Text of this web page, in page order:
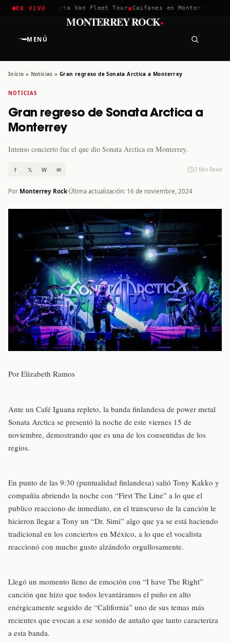
EN VIVO
2026 ✱Greta Van Fleet Tour✱Caifanes en Monterrey · 12
MENÚ
MONTERREY ROCK·
Inicio » Noticias » Gran regreso de Sonata Arctica a Monterrey
NOTICIAS
Gran regreso de Sonata Arctica a
Monterrey
Intenso concierto fue el que dio Sonata Arctica en Monterrey.
f 𝕏 W ✉ 3 Min Read
Por Monterrey Rock Última actualización: 16 de noviembre, 2024
Por Elizabeth Ramos
Ante un Café Iguana repleto, la banda finlandesa de power metal
Sonata Arctica se presentó la noche de este viernes 15 de
noviembre, demostrando que es una de los consentidas de los
regios.
En punto de las 9:30 (puntualidad finlandesa) salió Tony Kakko y
compañía abriendo la noche con “First The Line” a lo que el
publico reacciono de inmediato, en el transcurso de la canción le
hicieron llegar a Tony un “Dr. Simi” algo que ya se está haciendo
tradicional en los conciertos en México, a lo que el vocalista
reaccionó con mucho gusto alzándolo orgullosamente.
Llegó un momento lleno de emoción con “I have The Right”
canción que hizo que todos levantáramos el puño en alto
enérgicamente seguido de “California” uno de sus temas más
recientes que evocan a ese sonido de antaño que tanto caracteriza
a esta banda.